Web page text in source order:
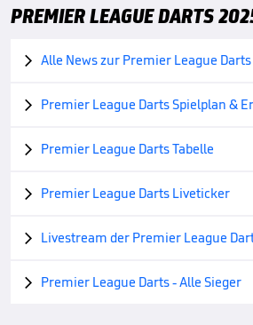
PREMIER LEAGUE DARTS
 Alle News zur Premier League
 Premier League Darts Spielplan &
 Premier League Darts Tabelle
 Premier League Darts Liveticker
 Livestream der Premier League
 Premier League Darts - Alle Sieger